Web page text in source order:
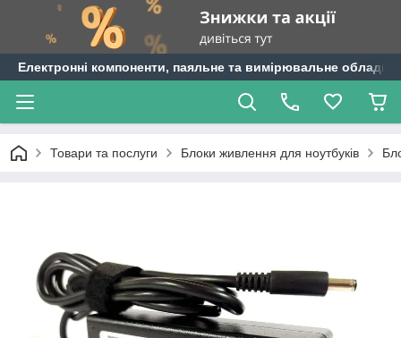
Електронні компоненти, паяльне та вимірювальне
Товари та послуги Блоки живлення для ноутбуків